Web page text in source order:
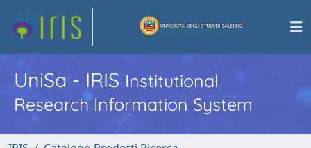
UniSa - IRISInstitutional
Research Information System